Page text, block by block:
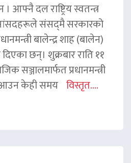
आफ्नै दल राष्ट्रिय स्वतन्त्र
सांसदहरूले संसद्‌मै सरकारको
बालेन्द्र शाह (बालेन)
छन्। शुक्रबार राति ११
सञ्जालमार्फत प्रधानमन्त्री
केही समय विस्तृत....